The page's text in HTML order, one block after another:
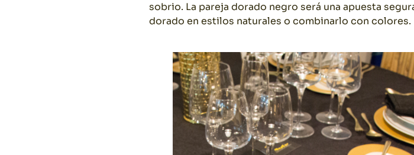
sobrio. La pareja dorado negro será una apuesta
dorado en estilos naturales o combinarlo con colores.